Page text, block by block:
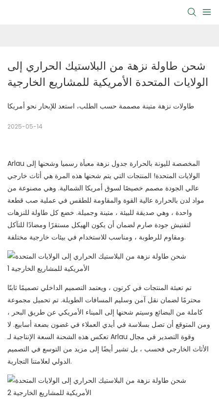
شحن طاولة نزهة من البلاستيك الحراري إلى
الولايات المتحدة الأمريكية للمشاريع الخارجية
طاولات نزهة متينة مصممة حسب الطلب، استعد للإبحار نحو أمريكا
2025-05-14
Arlau المخصصة لليونة بالحرارة جدول نزهة معبأة رسميا وشحنها إلى
الولايات المتحدة! المنتجات التي يتم شحنها هذه المرة هي أثاث خارجي
عالي الجودة مصمم خصيصًا لسوق أمريكا الشمالية. وهي مصنوعة من
مواد لدن بالحرارة عالية القوة والمقاومة للطقس في عملية صب قطعة
واحدة ، وهي صديقة للبيئة ، متينة وجميلة. خضع كل طاولة للنزهات
لتفتيش جودة صارم لضمان أن يكون الهيكل مستقرًا ومضادًا للتآكل
ومقاوم للرطوبة ، ومناسب للاستخدام في بيئات خارجية مختلفة.
تم تعبئة المنتجات في كرتون ، ويعتمد التصميم الداخلي تصميمًا ثابتًا
محترمًا لضمان نقل آمن وسليم المسافات الطويلة. تم تحميل مجموعة
كاملة من البضائع وسيتم شحنها إلى الميناء الأمريكي عن طريق البحر ،
ومن المتوقع أن تصل بسلاسة في أيدي العملاء في غضون بضعة أسابيع. لا
تعكس هذه الشحنة السعة الإنتاجية لـ Arlau وقوة التصدير في مجال
الأثاث الخارجي فحسب ، بل تشير أيضًا إلى مزيد من التوسع في التصميم
الدولي لعلامتنا التجارية.